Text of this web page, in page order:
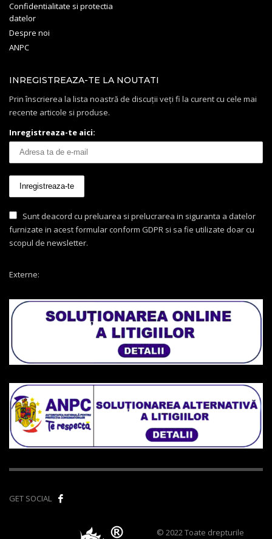
Confidentialitate si protectia
datelor
Despre noi
ANPC
INREGISTREAZA-TE LA NOUTATI
Prin înscrierea la lista noastră de discuții veți fi la curent cu cele mai
recente articole si produse.
Inregistreaza-te aici:
Sunt deacord cu preluarea si prelucrarea in siguranta a datelor
furnizate in acest formular conform GDPR si sa fie utilizate doar cu
scopul de newsletter.
Externe:
GET SOCIAL
© 2022 Toate drepturile